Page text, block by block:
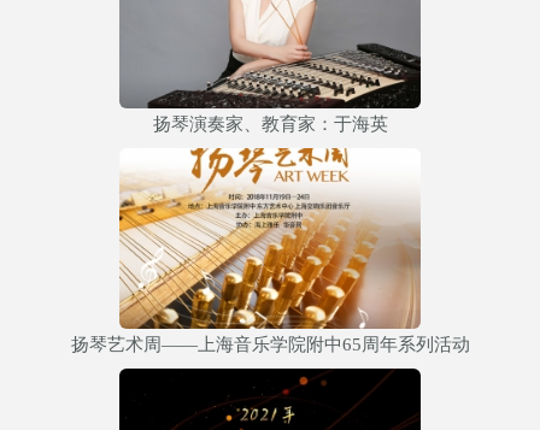
扬琴演奏家、教育家：于海英
扬琴艺术周——上海音乐学院附中65周年系列活动